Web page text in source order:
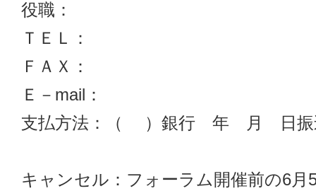
役職：
ＴＥＬ：
ＦＡＸ：
Ｅ－mail：
支払方法：（　 ）銀行　年　月　日
キャンセル：フォーラム開催前の6月